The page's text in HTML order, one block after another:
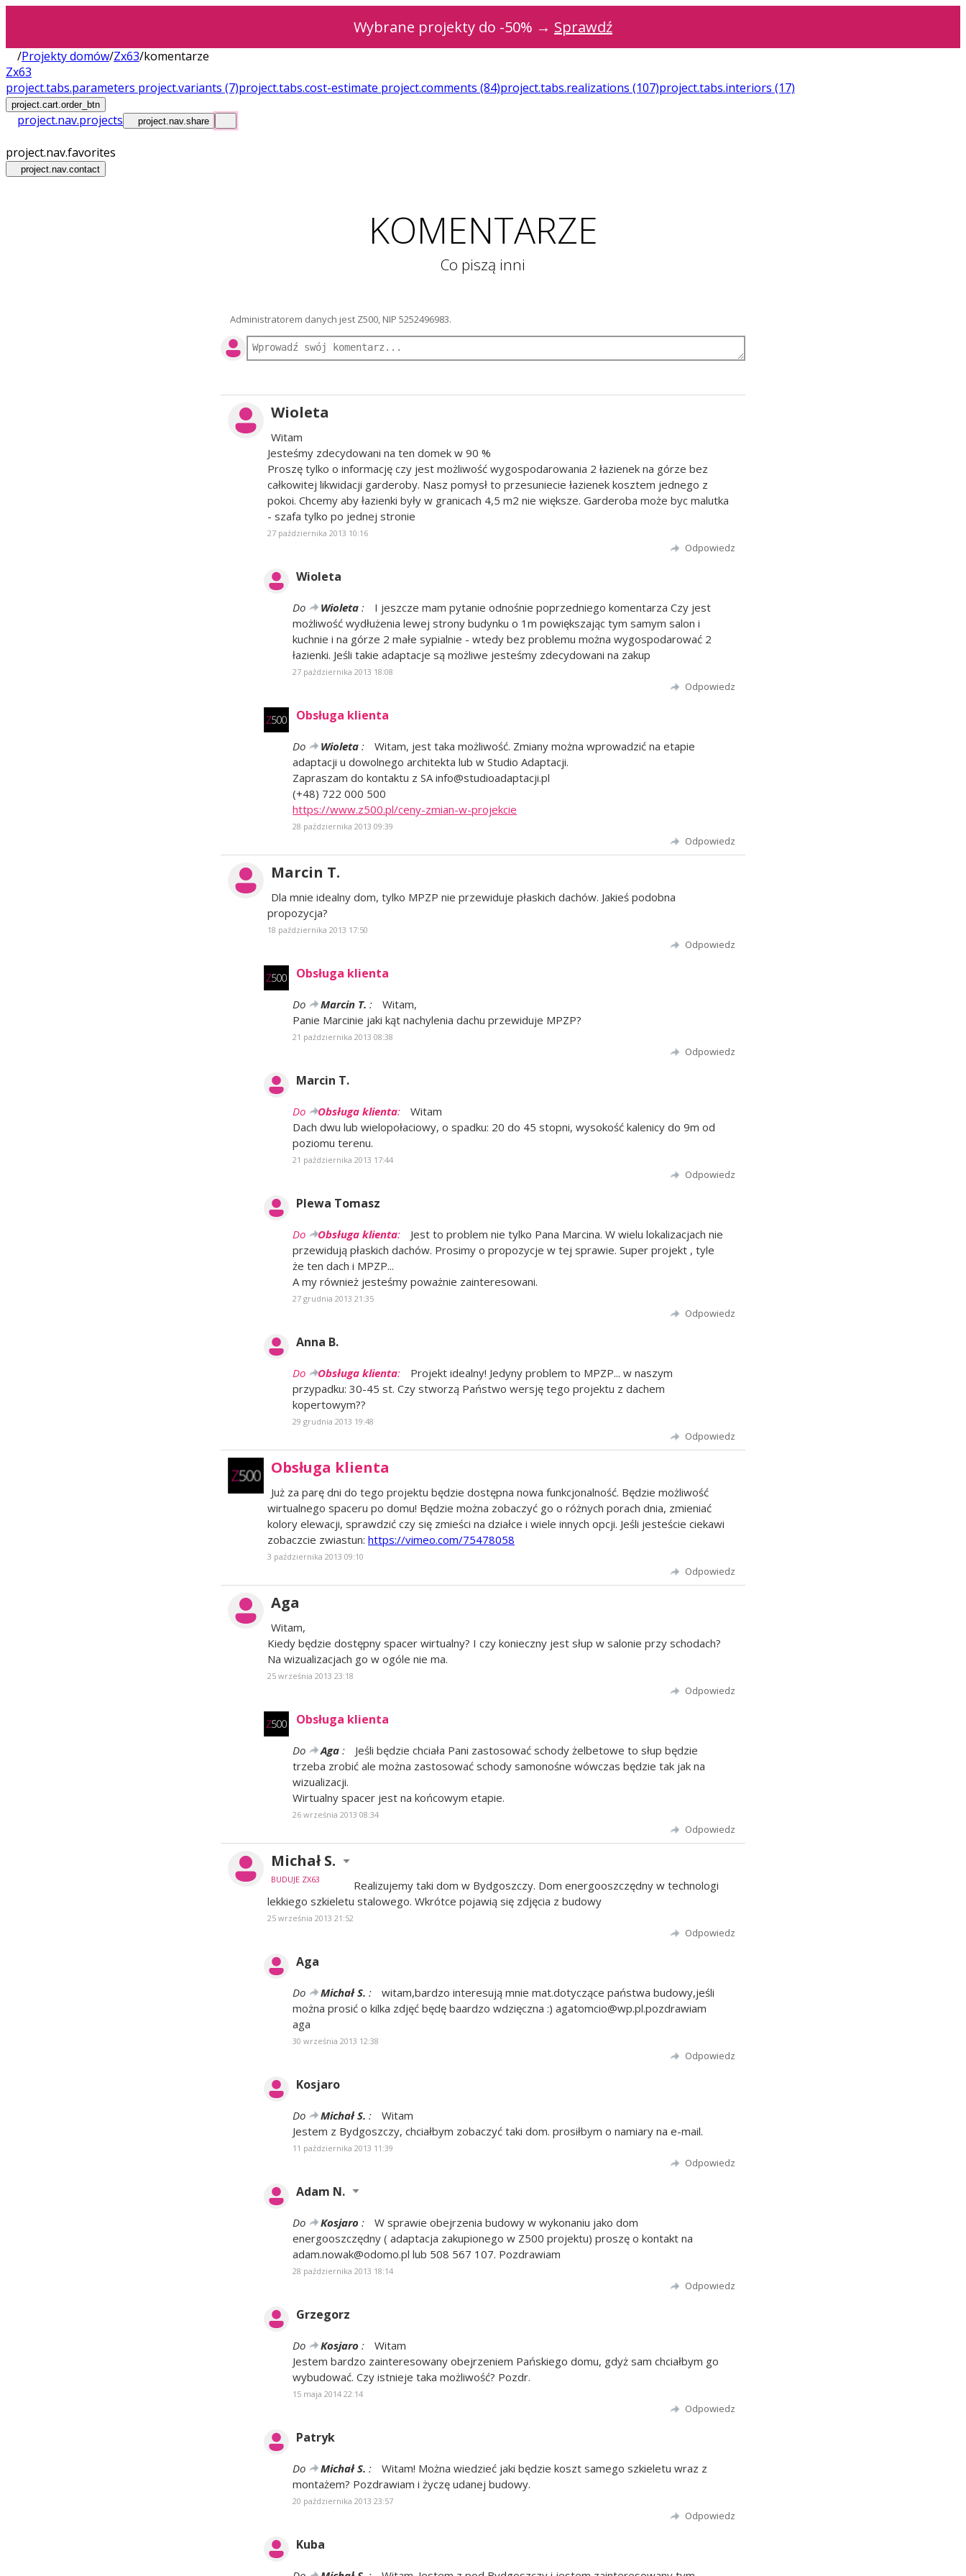
Wybrane projekty do -50% → Sprawdź
/Projekty domów/Zx63/komentarze
Zx63
project.tabs.parameters project.variants (7)project.tabs.cost-estimate project.comments (84)project.tabs.realizations (107)project.tabs.interiors (17)
project.cart.order_btn
project.nav.projects project.nav.share
project.nav.favorites
project.nav.contact
KOMENTARZE
Co piszą inni
Administratorem danych jest Z500, NIP 5252496983.
Wioleta
Witam
Jesteśmy zdecydowani na ten domek w 90 %
Proszę tylko o informację czy jest możliwość wygospodarowania 2 łazienek na górze bez
całkowitej likwidacji garderoby. Nasz pomysł to przesuniecie łazienek kosztem jednego z
pokoi. Chcemy aby łazienki były w granicach 4,5 m2 nie większe. Garderoba może byc malutka
- szafa tylko po jednej stronie
27 października 2013 10:16
Odpowiedz
Wioleta
Do Wioleta :
I jeszcze mam pytanie odnośnie poprzedniego komentarza Czy jest
możliwość wydłużenia lewej strony budynku o 1m powiększając tym samym salon i
kuchnie i na górze 2 małe sypialnie - wtedy bez problemu można wygospodarować 2
łazienki. Jeśli takie adaptacje są możliwe jesteśmy zdecydowani na zakup
27 października 2013 18:08
Odpowiedz
Obsługa klienta
Do Wioleta :
Witam, jest taka możliwość. Zmiany można wprowadzić na etapie
adaptacji u dowolnego architekta lub w Studio Adaptacji.
Zapraszam do kontaktu z SA info@studioadaptacji.pl
(+48) 722 000 500
https://www.z500.pl/ceny-zmian-w-projekcie
28 października 2013 09:39
Odpowiedz
Marcin T.
Dla mnie idealny dom, tylko MPZP nie przewiduje płaskich dachów. Jakieś podobna
propozycja?
18 października 2013 17:50
Odpowiedz
Obsługa klienta
Do Marcin T. :
Witam,
Panie Marcinie jaki kąt nachylenia dachu przewiduje MPZP?
21 października 2013 08:38
Odpowiedz
Marcin T.
Do Obsługa klienta:
Witam
Dach dwu lub wielopołaciowy, o spadku: 20 do 45 stopni, wysokość kalenicy do 9m od
poziomu terenu.
21 października 2013 17:44
Odpowiedz
Plewa Tomasz
Do Obsługa klienta:
Jest to problem nie tylko Pana Marcina. W wielu lokalizacjach nie
przewidują płaskich dachów. Prosimy o propozycje w tej sprawie. Super projekt , tyle
że ten dach i MPZP...
A my również jesteśmy poważnie zainteresowani.
27 grudnia 2013 21:35
Odpowiedz
Anna B.
Do Obsługa klienta:
Projekt idealny! Jedyny problem to MPZP... w naszym
przypadku: 30-45 st. Czy stworzą Państwo wersję tego projektu z dachem
kopertowym??
29 grudnia 2013 19:48
Odpowiedz
Obsługa klienta
Już za parę dni do tego projektu będzie dostępna nowa funkcjonalność. Będzie możliwość
wirtualnego spaceru po domu! Będzie można zobaczyć go o różnych porach dnia, zmieniać
kolory elewacji, sprawdzić czy się zmieści na działce i wiele innych opcji. Jeśli jesteście ciekawi
zobaczcie zwiastun: https://vimeo.com/75478058
3 października 2013 09:10
Odpowiedz
Aga
Witam,
Kiedy będzie dostępny spacer wirtualny? I czy konieczny jest słup w salonie przy schodach?
Na wizualizacjach go w ogóle nie ma.
25 września 2013 23:18
Odpowiedz
Obsługa klienta
Do Aga :
Jeśli będzie chciała Pani zastosować schody żelbetowe to słup będzie
trzeba zrobić ale można zastosować schody samonośne wówczas będzie tak jak na
wizualizacji.
Wirtualny spacer jest na końcowym etapie.
26 września 2013 08:34
Odpowiedz
Michał S.
BUDUJE ZX63
Realizujemy taki dom w Bydgoszczy. Dom energooszczędny w technologi
lekkiego szkieletu stalowego. Wkrótce pojawią się zdjęcia z budowy
25 września 2013 21:52
Odpowiedz
Aga
Do Michał S. :
witam,bardzo interesują mnie mat.dotyczące państwa budowy,jeśli
można prosić o kilka zdjęć będę baardzo wdzięczna :) agatomcio@wp.pl.pozdrawiam
aga
30 września 2013 12:38
Odpowiedz
Kosjaro
Do Michał S. :
Witam
Jestem z Bydgoszczy, chciałbym zobaczyć taki dom. prosiłbym o namiary na e-mail.
11 października 2013 11:39
Odpowiedz
Adam N.
Do Kosjaro :
W sprawie obejrzenia budowy w wykonaniu jako dom
energooszczędny ( adaptacja zakupionego w Z500 projektu) proszę o kontakt na
adam.nowak@odomo.pl lub 508 567 107. Pozdrawiam
28 października 2013 18:14
Odpowiedz
Grzegorz
Do Kosjaro :
Witam
Jestem bardzo zainteresowany obejrzeniem Pańskiego domu, gdyż sam chciałbym go
wybudować. Czy istnieje taka możliwość? Pozdr.
15 maja 2014 22:14
Odpowiedz
Patryk
Do Michał S. :
Witam! Można wiedzieć jaki będzie koszt samego szkieletu wraz z
montażem? Pozdrawiam i życzę udanej budowy.
20 października 2013 23:57
Odpowiedz
Kuba